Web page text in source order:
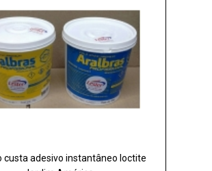
custa adesivo instantâneo loctite